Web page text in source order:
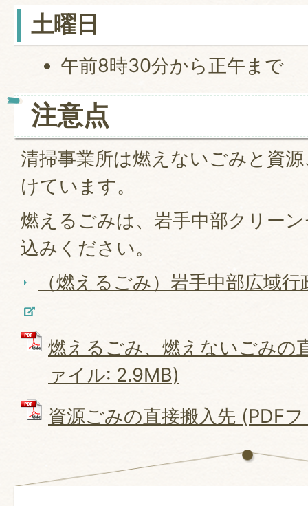
土曜日
午前8時30分から正午まで
注意点
清掃事業所は燃えないごみと資
けています。
燃えるごみは、岩手中部クリー
込みください。
（燃えるごみ）岩手中部広域
燃えるごみ、燃えないごみの
ァイル: 2.9MB)
資源ごみの直接搬入先 (PDF